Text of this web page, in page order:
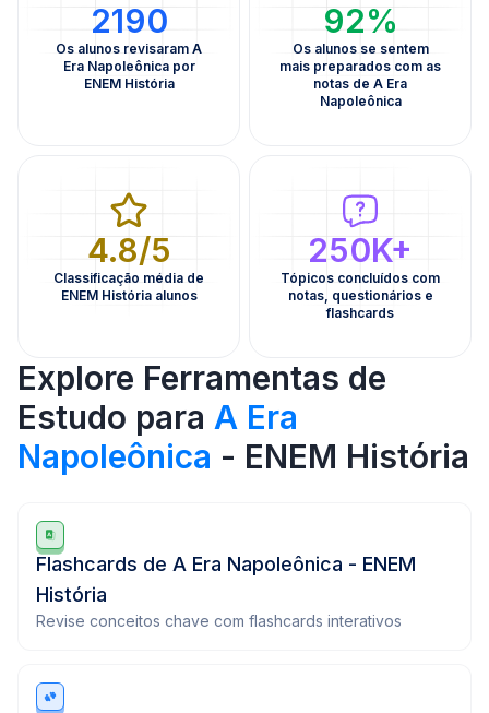
2190
Os alunos revisaram A
Era Napoleônica por
ENEM História
92%
Os alunos se sentem
mais preparados com as
notas de A Era
Napoleônica
4.8/5
Classificação média de
ENEM História alunos
250K+
Tópicos concluídos com
notas, questionários e
flashcards
Explore Ferramentas de
Estudo para A Era
Napoleônica - ENEM História
Flashcards de A Era Napoleônica - ENEM
História
Revise conceitos chave com flashcards interativos